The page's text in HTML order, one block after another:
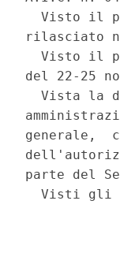
Visto il
rilasciato
Visto il
del 22-25
Vista la
generale,
parte del
Visti gli